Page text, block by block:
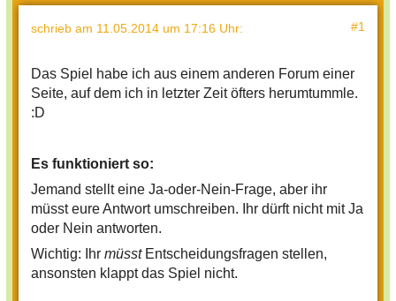
schrieb am 11.05.2014 um 17:16 Uhr: #1
Das Spiel habe ich aus einem anderen Forum einer
Seite, auf dem ich in letzter Zeit öfters herumtummle.
:D
Es funktioniert so:
Jemand stellt eine Ja-oder-Nein-Frage, aber ihr
müsst eure Antwort umschreiben. Ihr dürft nicht mit Ja
oder Nein antworten.
Wichtig: Ihr müsst Entscheidungsfragen stellen,
ansonsten klappt das Spiel nicht.